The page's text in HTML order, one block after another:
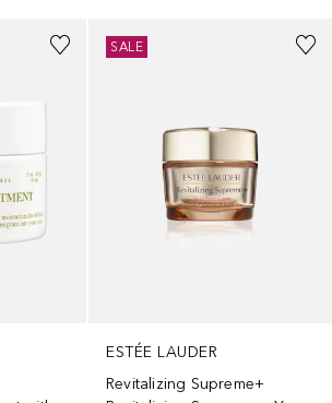
ESTÉE LAUDER
Revitalizing Supreme+
SALE